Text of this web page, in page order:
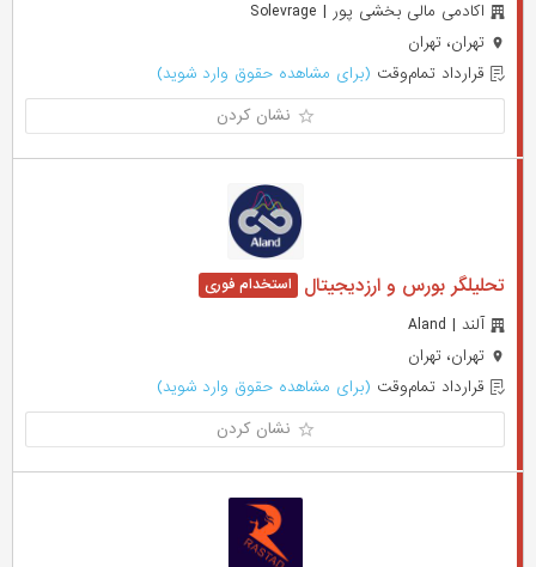
اکادمی مالی بخشی پور | Solevrage
تهران، تهران
قرارداد تمام‌وقت (برای مشاهده حقوق وارد شوید)
نشان کردن
تحلیلگر بورس و ارزدیجیتال
آلند | Aland
تهران، تهران
قرارداد تمام‌وقت (برای مشاهده حقوق وارد شوید)
نشان کردن